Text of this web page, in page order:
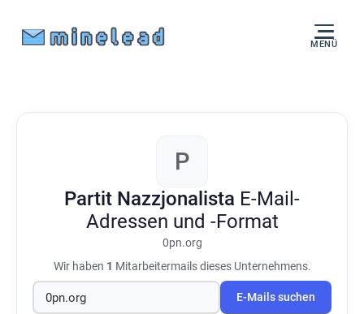
MENÜ
P
Partit Nazzjonalista E-Mail-
Adressen und -Format
0pn.org
Wir haben 1 Mitarbeitermails dieses Unternehmens.
E-Mails suchen